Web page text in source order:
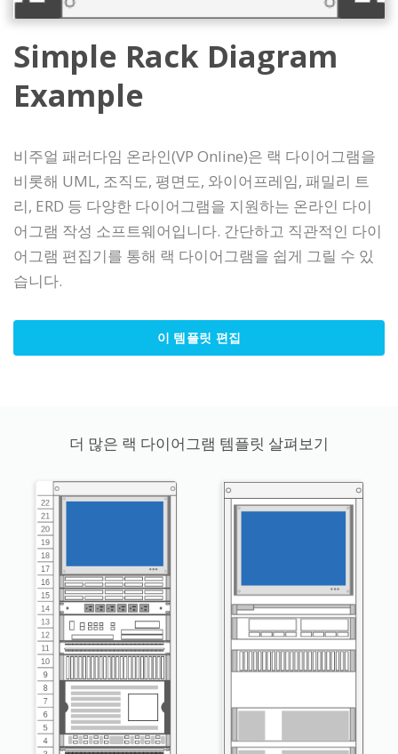
Simple Rack Diagram
Example
비주얼 패러다임 온라인(VP Online)은 랙 다이어그램을
비롯해 UML, 조직도, 평면도, 와이어프레임, 패밀리 트
리, ERD 등 다양한 다이어그램을 지원하는 온라인 다이
어그램 작성 소프트웨어입니다. 간단하고 직관적인 다이
어그램 편집기를 통해 랙 다이어그램을 쉽게 그릴 수 있
습니다.
이 템플릿 편집
더 많은 랙 다이어그램 템플릿 살펴보기